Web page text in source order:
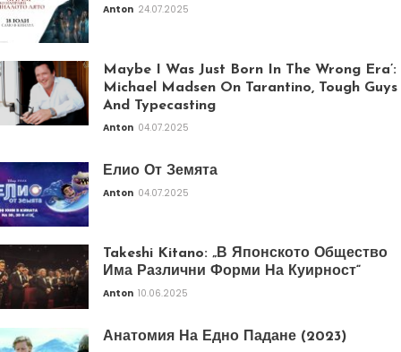
Anton 24.07.2025
Maybe I Was Just Born In The Wrong Era’:
Michael Madsen On Tarantino, Tough Guys
And Typecasting
Anton 04.07.2025
Елио От Земята
Anton 04.07.2025
Takeshi Kitano: „В Японското Общество
Има Различни Форми На Куирност“
Anton 10.06.2025
Анатомия На Едно Падане (2023)